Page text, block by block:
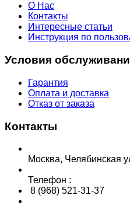
О Нас
Контакты
Интересные статьи
Инструкция по
Условия
Гарантия
Оплата и доставка
Отказ от заказа
Контакты
Москва, Челябинская
Телефон :
8 (968) 521-31-37